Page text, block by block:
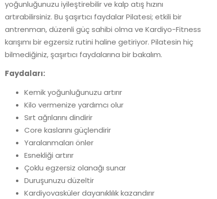
yoğunluğunuzu iyileştirebilir ve kalp atış hızını
artırabilirsiniz. Bu şaşırtıcı faydalar Pilatesi; etkili bir
antrenman, düzenli güç sahibi olma ve Kardiyo-Fitness
karışımı bir egzersiz rutini haline getiriyor. Pilatesin hiç
bilmediğiniz, şaşırtıcı faydalarına bir bakalım.
Faydaları:
Kemik yoğunluğunuzu artırır
Kilo vermenize yardımcı olur
Sırt ağrılarını dindirir
Core kaslarını güçlendirir
Yaralanmaları önler
Esnekliği artırır
Çoklu egzersiz olanağı sunar
Duruşunuzu düzeltir
Kardiyovasküler dayanıklılık kazandırır